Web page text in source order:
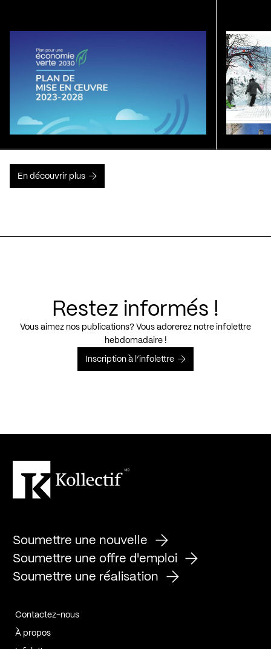
En découvrir plus
Restez informés !
Vous aimez nos publications? Vous adorerez notre infolettre
hebdomadaire !
Inscription à l’infolettre
Soumettre une nouvelle
Soumettre une offre d'emploi
Soumettre une réalisation
Contactez-nous
À propos